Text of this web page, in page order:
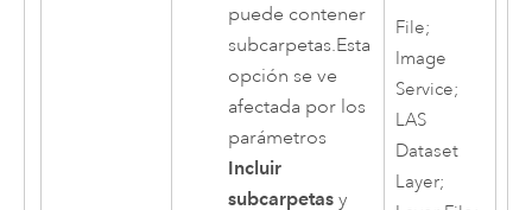
puede contener
subcarpetas.Esta
opción se ve
afectada por los
parámetros
Incluir
subcarpetas y
File;
Image
Service;
LAS
Dataset
Layer;